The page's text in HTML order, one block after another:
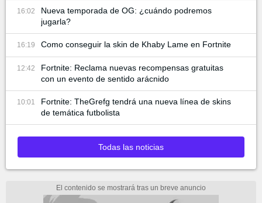
16:02
Nueva temporada de OG: ¿cuándo podremos
jugarla?
16:19 Como conseguir la skin de Khaby Lame en Fortnite
12:42
Fortnite: Reclama nuevas recompensas gratuitas
con un evento de sentido arácnido
10:01
Fortnite: TheGrefg tendrá una nueva línea de skins
de temática futbolista
Todas las noticias